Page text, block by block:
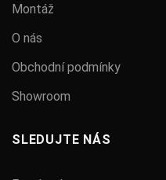
Montáž
O nás
Obchodní podmínky
Showroom
SLEDUJTE NÁS